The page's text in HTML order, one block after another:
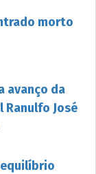
morto
avanço da
José